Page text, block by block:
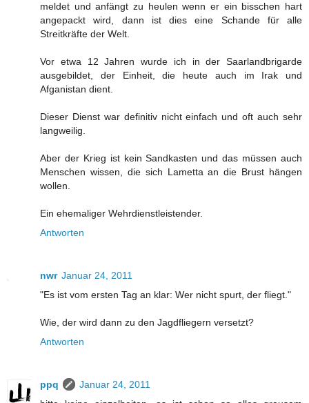
meldet und anfängt zu heulen wenn er ein bisschen hart
angepackt wird, dann ist dies eine Schande für alle
Streitkräfte der Welt.
Vor etwa 12 Jahren wurde ich in der Saarlandbrigarde
ausgebildet, der Einheit, die heute auch im Irak und
Afganistan dient.
Dieser Dienst war definitiv nicht einfach und oft auch sehr
langweilig.
Aber der Krieg ist kein Sandkasten und das müssen auch
Menschen wissen, die sich Lametta an die Brust hängen
wollen.
Ein ehemaliger Wehrdienstleistender.
Antworten
nwr Januar 24, 2011
"Es ist vom ersten Tag an klar: Wer nicht spurt, der fliegt."
Wie, der wird dann zu den Jagdfliegern versetzt?
Antworten
ppq
Januar 24, 2011